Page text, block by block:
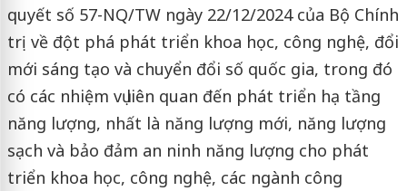
quyết số 57-NQ/TW ngày 22/12/2024 của Bộ Chính
trị về đột phá phát triển khoa học, công nghệ, đổi
mới sáng tạo và chuyển đổi số quốc gia, trong đó
có các nhiệm vụ liên quan đến phát triển hạ tầng
năng lượng, nhất là năng lượng mới, năng lượng
sạch và bảo đảm an ninh năng lượng cho phát
triển khoa học, công nghệ, các ngành công